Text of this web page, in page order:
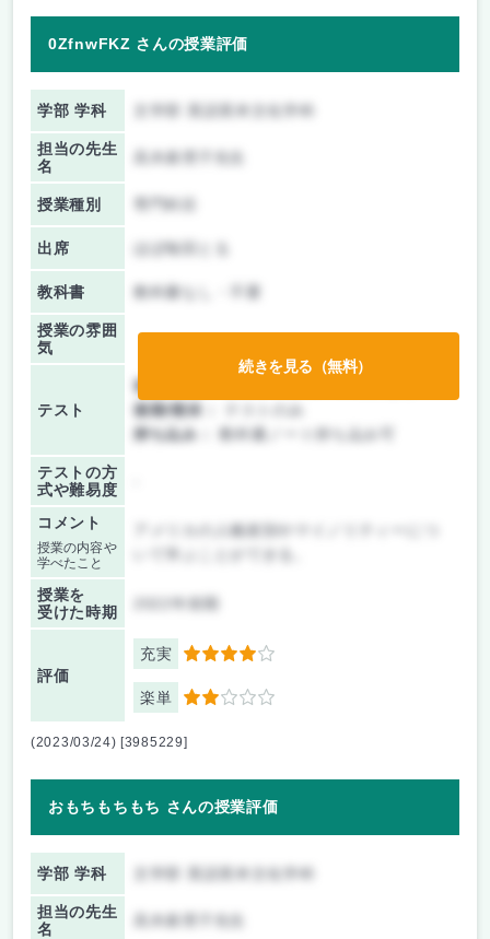
0ZfnwFKZ さんの授業評価
学部 学科
担当の先生
名
授業種別
出席 ほぼ毎回とる
教科書 教科書なし・不要
授業の雰囲
気
テスト
前期/中間：
後期/期末：
持ち込み：
教科書ノート持ち込み可
テストの方
式や難易度
コメント
授業の内容や
学べたこと
アメリカの人種差別やマイノリティーにつ
授業を
受けた時期
評価
充実 4
楽単 2
続きを見る（無料）
(2023/03/24) [3985229]
おもちもちもち さんの授業評価
学部 学科
担当の先生
名